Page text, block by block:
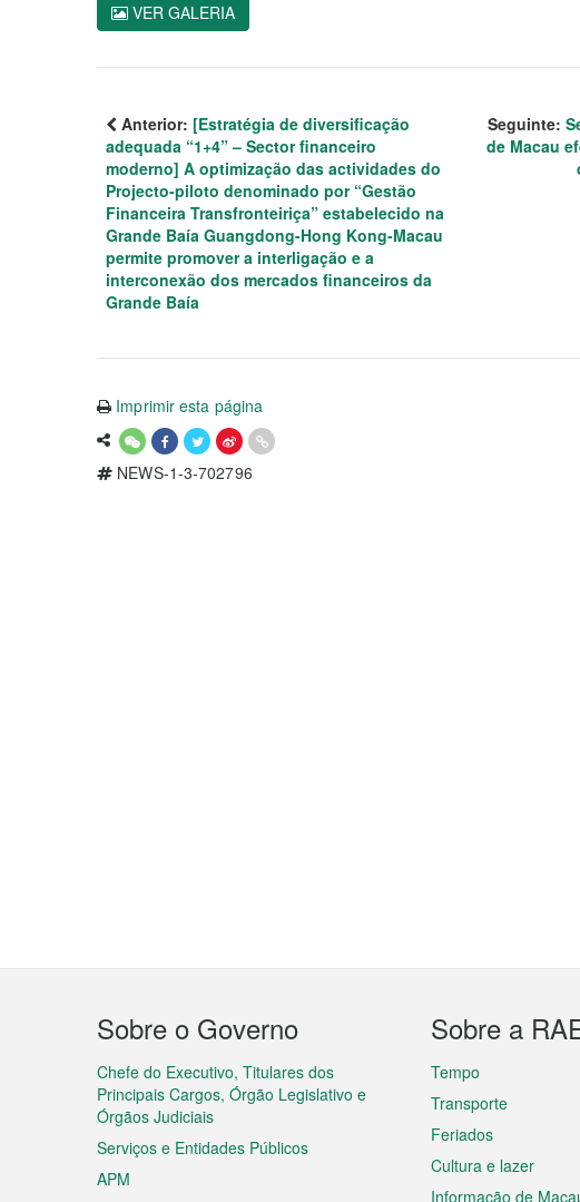
VER GALERIA
Anterior: [Estratégia de diversificação
adequada “1+4” – Sector financeiro
moderno] A optimização das actividades do
Projecto-piloto denominado por “Gestão
Financeira Transfronteiriça” estabelecido na
Grande Baía Guangdong-Hong Kong-Macau
permite promover a interligação e a
interconexão dos mercados financeiros da
Grande Baía
Seguinte:
de Macau
Imprimir esta página
NEWS-1-3-702796
Menu
do
rodapé
Sobre o Governo
Chefe do Executivo, Titulares dos
Principais Cargos, Órgão Legislativo e
Órgãos Judiciais
Serviços e Entidades Públicos
APM
Sobre a
Tempo
Transporte
Feriados
Cultura e lazer
Informação de